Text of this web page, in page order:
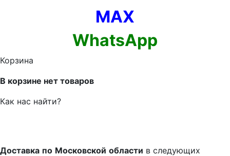
MAX
WhatsApp
Корзина
В корзине нет товаров
Как нас найти?
Доставка по Московской области в следующих